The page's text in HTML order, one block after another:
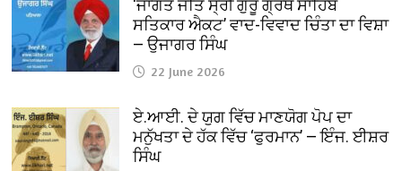
‘ਜਾਗਤ ਜੋਤਿ ਸ੍ਰੀ ਗੁਰੂ ਗ੍ਰੰਥ ਸਾਹਿਬ
ਸਤਿਕਾਰ ਐਕਟ’ ਵਾਦ-ਵਿਵਾਦ ਚਿੰਤਾ ਦਾ ਵਿਸ਼ਾ
— ਉਜਾਗਰ ਸਿੰਘ
22 June 2026
ਏ.ਆਈ. ਦੇ ਯੁਗ ਵਿੱਚ ਮਾਣਯੋਗ ਪੋਪ ਦਾ
ਮਨੁੱਖਤਾ ਦੇ ਹੱਕ ਵਿੱਚ ‘ਫੁਰਮਾਨ’ — ਇੰਜ. ਈਸ਼ਰ
ਸਿੰਘ